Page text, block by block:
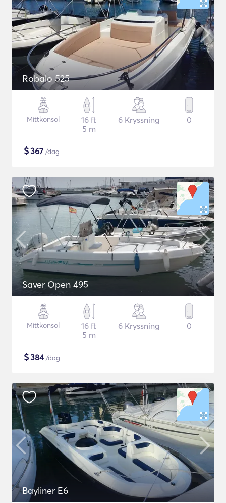
Robalo 525
Mittkonsol
16 ft
5 m
6 Kryssning 0
$367 /dag
Saver Open 495
Mittkonsol
16 ft
5 m
6 Kryssning 0
$384/dag
Bayliner E6